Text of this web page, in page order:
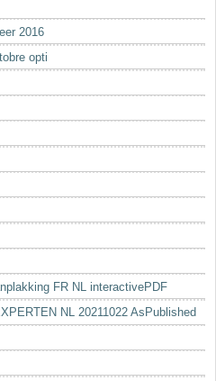
2016
opti
FR NL interactivePDF
NL 20211022 AsPublished